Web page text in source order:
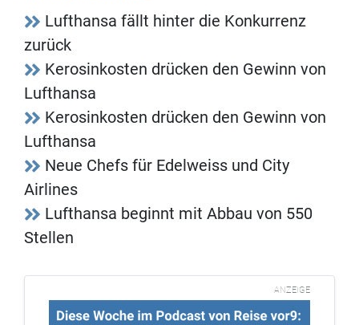
Lufthansa fällt hinter die Konkurrenz
zurück
Kerosinkosten drücken den Gewinn von
Lufthansa
Kerosinkosten drücken den Gewinn von
Lufthansa
Neue Chefs für Edelweiss und City
Airlines
Lufthansa beginnt mit Abbau von 550
Stellen
ANZEIGE